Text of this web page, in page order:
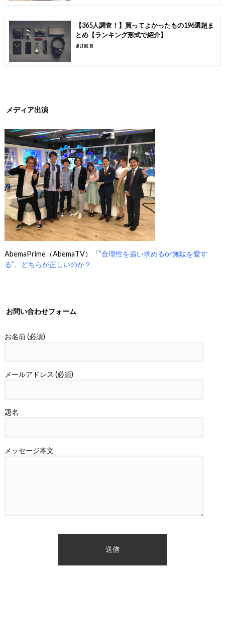
【365人調査！】買ってよかったもの196選超ま
とめ【ランキング形式で紹介】
2021.08.10
メディア出演
AbemaPrime（AbemaTV）「”合理性を追い求めるor無駄を愛す
る”、どちらが正しいのか？
お問い合わせフォーム
お名前 (必須)
メールアドレス (必須)
題名
メッセージ本文